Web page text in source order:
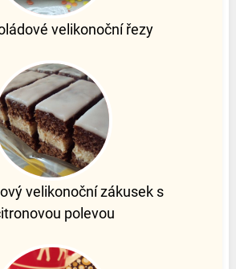
velikonoční řezy
velikonoční zákusek s
polevou